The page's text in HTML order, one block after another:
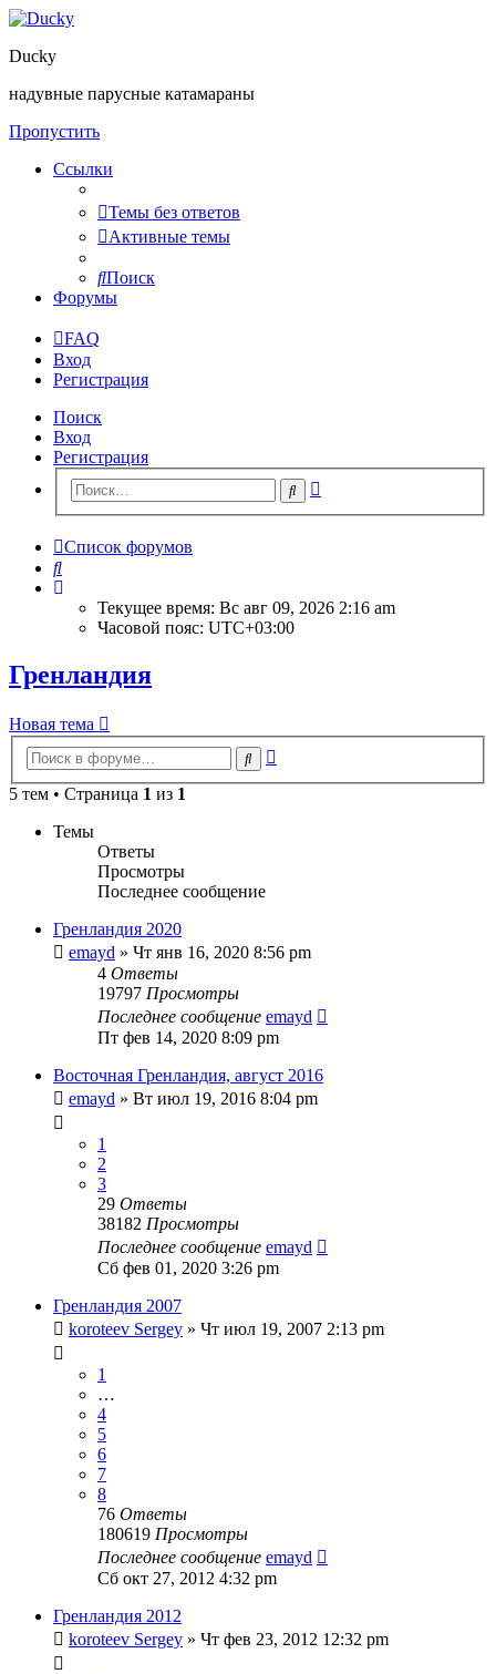
Ducky
надувные парусные катамараны
Пропустить
Ссылки
Темы без ответов
Активные темы
Поиск
Форумы
FAQ
Вход
Регистрация
Поиск
Вход
Регистрация
Поиск
Список форумов
Поиск
Текущее время: Вс авг 09, 2026 2:16 am
Часовой пояс: UTC+03:00
Гренландия
Новая тема
Поиск
5 тем • Страница 1 из 1
Темы
Ответы
Просмотры
Последнее сообщение
Гренландия 2020
emayd » Чт янв 16, 2020 8:56 pm
4 Ответы
19797 Просмотры
Последнее сообщение emayd
Пт фев 14, 2020 8:09 pm
Восточная Гренландия, август 2016
emayd » Вт июл 19, 2016 8:04 pm
1
2
3
29 Ответы
38182 Просмотры
Последнее сообщение emayd
Сб фев 01, 2020 3:26 pm
Гренландия 2007
koroteev Sergey » Чт июл 19, 2007 2:13 pm
1
…
4
5
6
7
8
76 Ответы
180619 Просмотры
Последнее сообщение emayd
Сб окт 27, 2012 4:32 pm
Гренландия 2012
koroteev Sergey » Чт фев 23, 2012 12:32 pm